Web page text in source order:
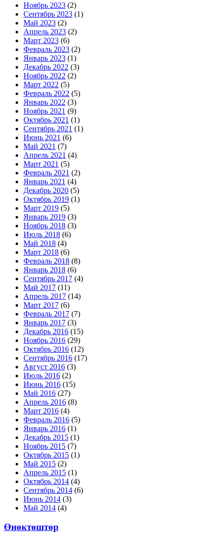
Ноябрь 2023 (2)
Сентябрь 2023 (1)
Май 2023 (2)
Апрель 2023 (2)
Март 2023 (6)
Февраль 2023 (2)
Январь 2023 (1)
Декабрь 2022 (3)
Ноябрь 2022 (2)
Март 2022 (5)
Февраль 2022 (5)
Январь 2022 (3)
Ноябрь 2021 (9)
Октябрь 2021 (1)
Сентябрь 2021 (1)
Июнь 2021 (6)
Май 2021 (7)
Апрель 2021 (4)
Март 2021 (5)
Февраль 2021 (2)
Январь 2021 (4)
Декабрь 2020 (5)
Октябрь 2019 (1)
Март 2019 (5)
Январь 2019 (3)
Ноябрь 2018 (3)
Июль 2018 (6)
Май 2018 (4)
Март 2018 (6)
Февраль 2018 (8)
Январь 2018 (6)
Сентябрь 2017 (4)
Май 2017 (11)
Апрель 2017 (14)
Март 2017 (6)
Февраль 2017 (7)
Январь 2017 (3)
Декабрь 2016 (15)
Ноябрь 2016 (29)
Октябрь 2016 (12)
Сентябрь 2016 (17)
Август 2016 (3)
Июль 2016 (2)
Июнь 2016 (15)
Май 2016 (27)
Апрель 2016 (8)
Март 2016 (4)
Февраль 2016 (5)
Январь 2016 (1)
Декабрь 2015 (1)
Ноябрь 2015 (7)
Октябрь 2015 (1)
Май 2015 (2)
Апрель 2015 (1)
Октябрь 2014 (4)
Сентябрь 2014 (6)
Июнь 2014 (3)
Май 2014 (4)
Өнөктөштөр